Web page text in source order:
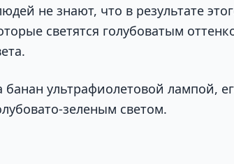
не знают, что в результате
светятся голубоватым
ультрафиолетовой лампой,
зеленым светом.